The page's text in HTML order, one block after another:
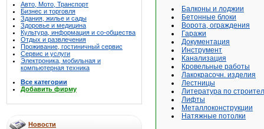
Авто, Мото, Транспорт
Бизнес и торговля
Здания, жилье и сады
Здоровье и медицина
Культура, информация и со-общества
Отдых и развлечения
Проживание, гостиничный сервис
Сервис и услуги
Электроника, мобильная и
компьютерная техника
Все категории
Добавить фирму
Новости
Балконы и лоджии
Бетонные блоки
Ворота, ограждения
Гаражи
Документация
Инструмент
Канализация
Кровельные работы
Лакокрасочн. изделия
Лестницы
Литература по
Лифты
Металлоконструкции
Натяжные потолки